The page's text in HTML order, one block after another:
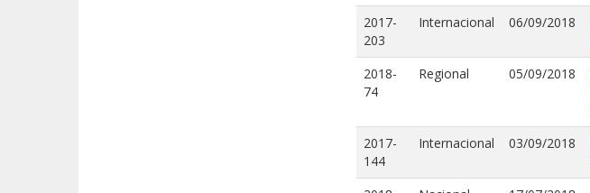
2017-
203
Internacional 06/09/2018
2018-
74
Regional 05/09/2018
2017-
144
Internacional 03/09/2018